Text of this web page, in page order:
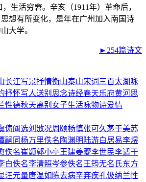
生活穷窘。辛亥（1911年）革命后，
想有所变化，是年在广州加入南国诗
大学。
►254篇诗文
长江写景抒情衡山泰山宋词三百太湖 咏
抒怀写人送别 思念诗经春天乐府黄河思
性德秋天离别 女子生活咏物诗爱情
俦阎选刘攽况周颐杨慎张可久茅于美苏
嗣同杨万里佚名 陶渊明 陆游白居易李煜
佚名崔颢郭小亭王建姜夔李世民李适干
白佚名李清照岑参佚名 王筠无名氏东方
汪元量唐温如 陈去病辛弃疾孔伋纳兰性